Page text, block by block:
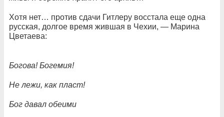
Хотя нет… против сдачи Гитлеру восстала еще одна
русская, долгое время жившая в Чехии, — Марина
Цветаева:
Богова! Богемия!
Не лежи, как пласт!
Бог давал обеими